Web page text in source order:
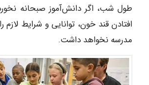
طول شب، اگر دانش‌آموز صبحانه
افتادن قند خون، توانایی و شرایط لازم
مدرسه نخواهد داشت.